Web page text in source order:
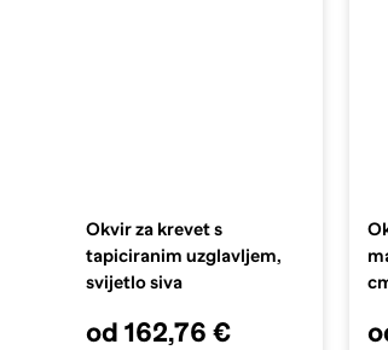
Okvir za krevet s
tapiciranim uzglavljem,
svijetlo siva
od 162,76 €